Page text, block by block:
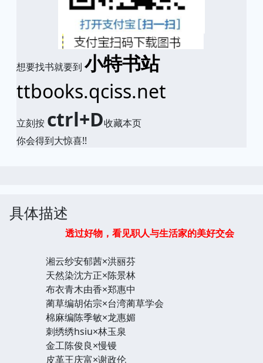
想要找书就要到 小特书站
ttbooks.qciss.net
立刻按 ctrl+D收藏本页
你会得到大惊喜!!
具体描述
透过好物，看见职人与生活家的美好交会
湘云纱安郁茜×洪丽芬
天然染沈方正×陈景林
布衣青木由香×郑惠中
蔺草编胡佑宗×台湾蔺草学会
棉麻编陈季敏×龙惠媚
刺绣绣hsiu×林玉泉
金工陈俊良×慢镘
皮革王庆富×谢政伦